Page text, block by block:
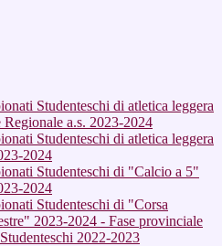
Studenteschi di atletica leggera
Regionale a.s. 2023-2024
Studenteschi di atletica leggera
2024
Studenteschi di "Calcio a 5"
2024
Studenteschi di "Corsa
2023-2024 - Fase provinciale
2022-2023